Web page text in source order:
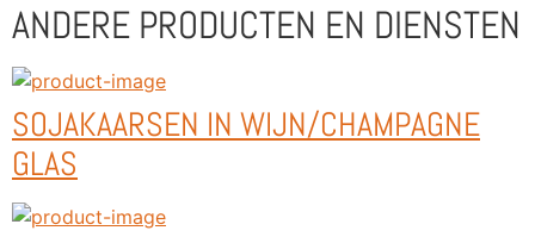
ANDERE PRODUCTEN EN DIENSTEN
SOJAKAARSEN IN WIJN/CHAMPAGNE
GLAS